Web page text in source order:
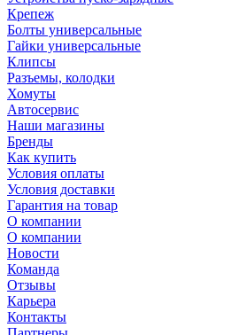
Крепеж
Болты универсальные
Гайки универсальные
Клипсы
Разъемы, колодки
Хомуты
Автосервис
Наши магазины
Бренды
Как купить
Условия оплаты
Условия доставки
Гарантия на товар
О компании
О компании
Новости
Команда
Отзывы
Карьера
Контакты